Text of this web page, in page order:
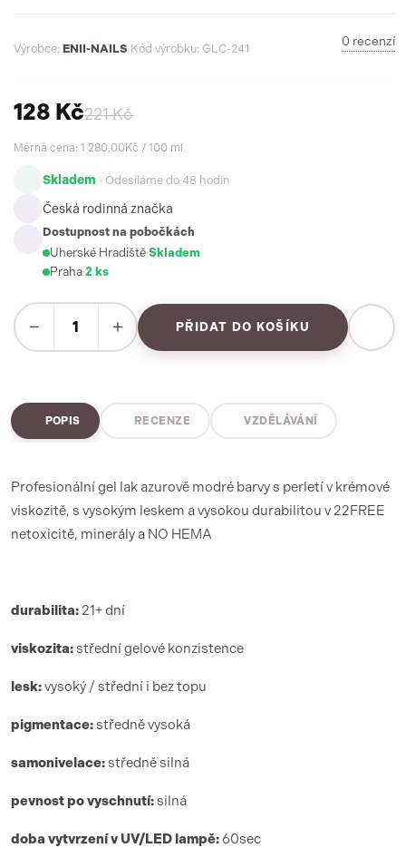
Výrobce: ENII-NAILS Kód výrobku: GLC-241
0 recenzí
128 Kč221 Kč
Měrná cena: 1 280,00Kč / 100 ml
Skladem · Odesíláme do 48 hodin
Česká rodinná značka
Dostupnost na pobočkách
Uherské Hradiště·Skladem
Praha·2 ks
− + PŘIDAT DO KOŠÍKU
POPIS RECENZE VZDĚLÁVÁNÍ
Profesionální gel lak azurově modré barvy s perletí v krémové
viskozitě, s vysokým leskem a vysokou durabilitou v 22FREE
netoxicitě, minerály a NO HEMA
durabilita: 21+ dní
viskozita:střední gelové konzistence
lesk:vysoký / střední i bez topu
pigmentace:středně vysoká
samonivelace:středně silná
pevnost po vyschnutí:silná
doba vytvrzenív UV/LED lampě:60sec